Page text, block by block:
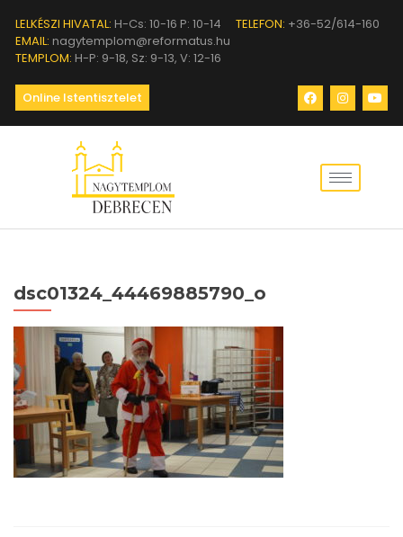
LELKÉSZI HIVATAL: H-Cs: 10-16 P: 10-14 TELEFON: +36-52/614-160
EMAIL: nagytemplom@reformatus.hu
TEMPLOM: H-P: 9-18, Sz: 9-13, V: 12-16
Online Istentisztelet
dsc01324_44469885790_o